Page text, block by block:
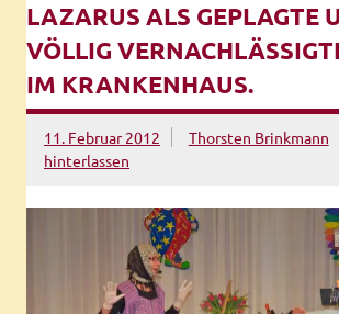
LAZARUS ALS GEPLAGTE
VÖLLIG
IM KRANKENHAUS.
11. Februar 2012 Thorsten Brinkmann
hinterlassen